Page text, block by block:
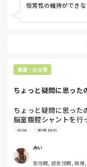
恒常性の維持ができな
看護・お仕事
ちょっと疑問に思った
ちょっと疑問に思った
脳室腹腔シャントを行
OK、とよく記録に書
術後 看護技術
みい
急性期, 超急性期, 病棟